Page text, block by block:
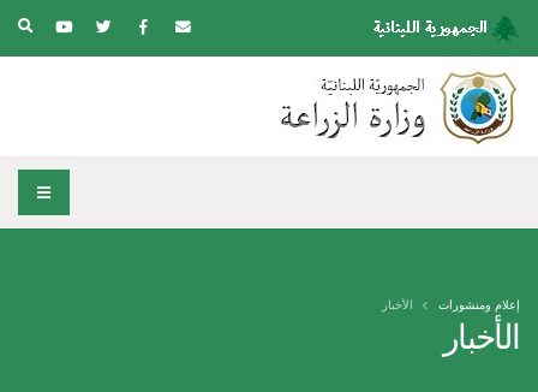
الأخبار
إعلام ومنشورات الأخبار